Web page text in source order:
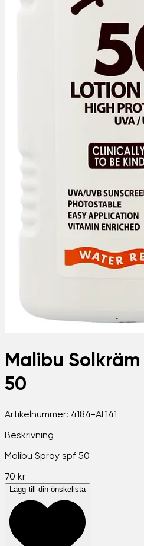
Malibu Solkräm
50
Artikelnummer: 4184-AL141
Beskrivning
Malibu Spray spf 50
70 kr
Lägg till din önskelista